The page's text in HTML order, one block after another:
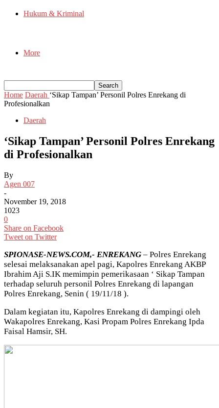
Hukum & Kriminal
More
Home Daerah ‘Sikap Tampan’ Personil Polres Enrekang di
Profesionalkan
Daerah
‘Sikap Tampan’ Personil Polres Enrekang
di Profesionalkan
By
Agen 007
-
November 19, 2018
1023
0
Share on Facebook
Tweet on Twitter
SPIONASE-NEWS.COM,- ENREKANG – Polres Enrekang
selesai melaksanakan apel pagi, Kapolres Enrekang AKBP
Ibrahim Aji S.IK memimpin pemerikasaan ‘ Sikap Tampan
terhadap seluruh personil Polres Enrekang di lapangan
Polres Enrekang, Senin ( 19/11/18 ).
Dalam kegiatan itu, Kapolres Enrekang di dampingi oleh
Wakapolres Enrekang, Kasi Propam Polres Enrekang Ipda
Faisal Hamsir, SH.